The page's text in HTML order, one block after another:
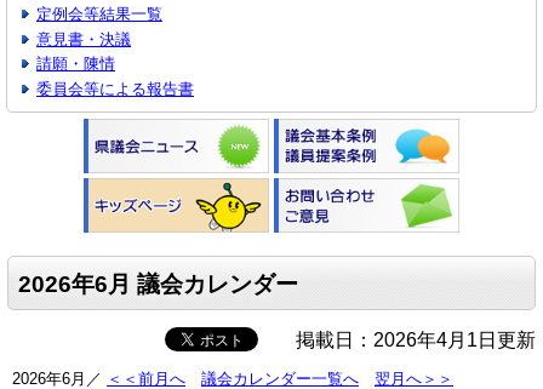
定例会等結果一覧
意見書・決議
請願・陳情
委員会等による報告書
2026年6月 議会カレンダー
掲載日：2026年4月1日更新
2026年6月／ ＜＜前月へ 議会カレンダー一覧へ 翌月へ＞＞